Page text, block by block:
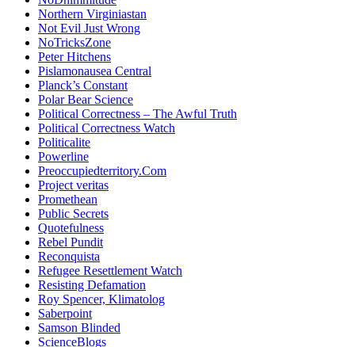
Northern Virginiastan
Not Evil Just Wrong
NoTricksZone
Peter Hitchens
Pislamonausea Central
Planck’s Constant
Polar Bear Science
Political Correctness – The Awful Truth
Political Correctness Watch
Politicalite
Powerline
Preoccupiedterritory.Com
Project veritas
Promethean
Public Secrets
Quotefulness
Rebel Pundit
Reconquista
Refugee Resettlement Watch
Resisting Defamation
Roy Spencer, Klimatolog
Saberpoint
Samson Blinded
ScienceBlogs